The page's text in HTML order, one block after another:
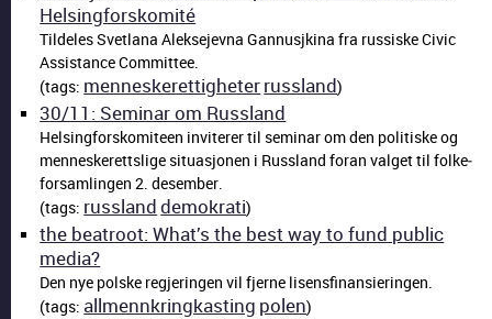
Hels­ing­forskomité
Tilde­les Svet­lana Alek­se­jev­na Gan­nusjk­i­na fra rus­siske Civic
Assis­tance Com­mit­tee.
(tags: men­neskerettigheterrus­s­land)
30/11: Sem­i­nar om Rus­s­land
Hels­ing­forskomi­teen inviter­er til sem­i­nar om den poli­tiske og
men­neskerettslige situ­asjo­nen i Rus­s­land foran val­get til folke­
for­sam­lin­gen 2. desem­ber.
(tags: rus­s­landdemokrati)
the beat­root: What’s the best way to fund pub­lic
media?
Den nye polske reg­jerin­gen vil fjerne lisens­fi­nan­sierin­gen.
(tags: all­mennkringkast­ing polen)